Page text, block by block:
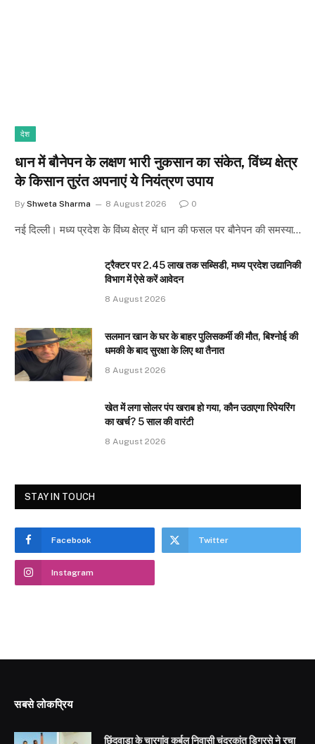
देश
धान में बौनेपन के लक्षण भारी नुकसान का संकेत, विंध्य क्षेत्र
के किसान तुरंत अपनाएं ये नियंत्रण उपाय
By Shweta Sharma 8 August 2026 0
नई दिल्ली। मध्य प्रदेश के विंध्य क्षेत्र में धान की फसल पर बौनेपन की समस्या…
ट्रैक्टर पर 2.45 लाख तक सब्सिडी, मध्य प्रदेश उद्यानिकी
विभाग में ऐसे करें आवेदन
8 August 2026
सलमान खान के घर के बाहर पुलिसकर्मी की मौत, बिश्नोई की
धमकी के बाद सुरक्षा के लिए था तैनात
8 August 2026
खेत में लगा सोलर पंप खराब हो गया, कौन उठाएगा रिपेयरिंग
का खर्च? 5 साल की वारंटी
8 August 2026
STAY IN TOUCH
Facebook Twitter
Instagram
सबसे लोकप्रिय
छिंदवाड़ा के चारगांव कर्बल निवासी चंद्रकांत डिगरसे ने रचा